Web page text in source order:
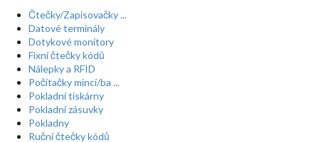
Čtečky/Zapisovačky ...
Datové terminály
Dotykové monitory
Fixní čtečky kódů
Nálepky a RFID
Počítačky mincí/ba ...
Pokladní tiskárny
Pokladní zásuvky
Pokladny
Ruční čtečky kódů